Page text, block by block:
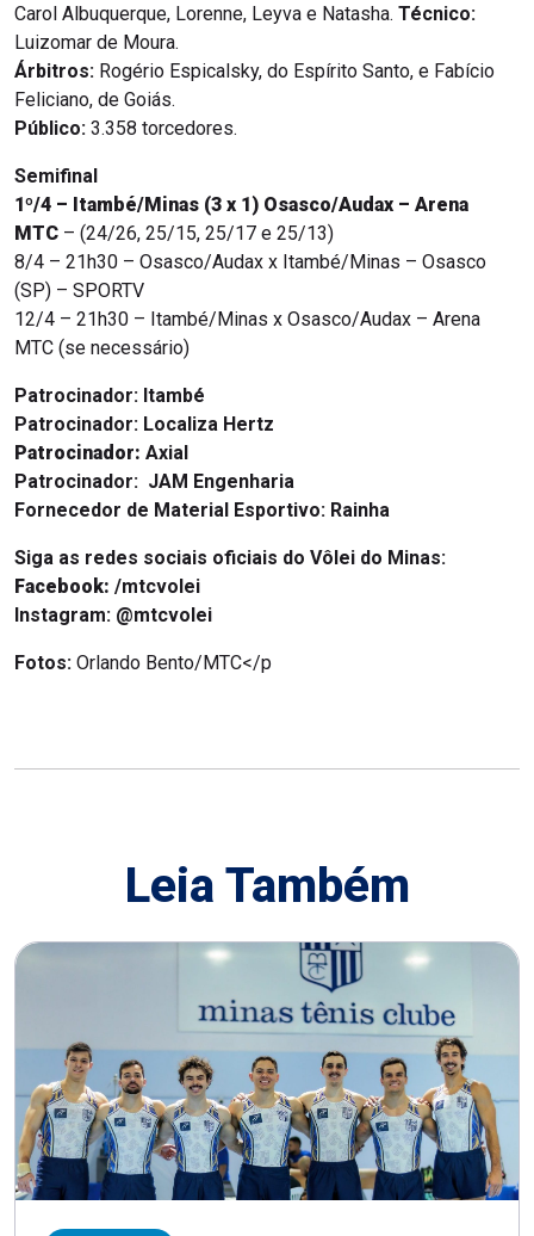
Carol Albuquerque, Lorenne, Leyva e Natasha. Técnico:
Luizomar de Moura.
Árbitros: Rogério Espicalsky, do Espírito Santo, e Fabício
Feliciano, de Goiás.
Público: 3.358 torcedores.
Semifinal
1º/4 – Itambé/Minas (3 x 1) Osasco/Audax – Arena
MTC – (24/26, 25/15, 25/17 e 25/13)
8/4 – 21h30 – Osasco/Audax x Itambé/Minas – Osasco
(SP) – SPORTV
12/4 – 21h30 – Itambé/Minas x Osasco/Audax – Arena
MTC (se necessário)
Patrocinador: Itambé
Patrocinador: Localiza Hertz
Patrocinador: Axial
Patrocinador: JAM Engenharia
Fornecedor de Material Esportivo: Rainha
Siga as redes sociais oficiais do Vôlei do Minas:
Facebook: /mtcvolei
Instagram: @mtcvolei
Fotos: Orlando Bento/MTC</p
Leia Também